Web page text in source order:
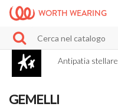
WORTH WEARING
Antipatia stellare
GEMELLI